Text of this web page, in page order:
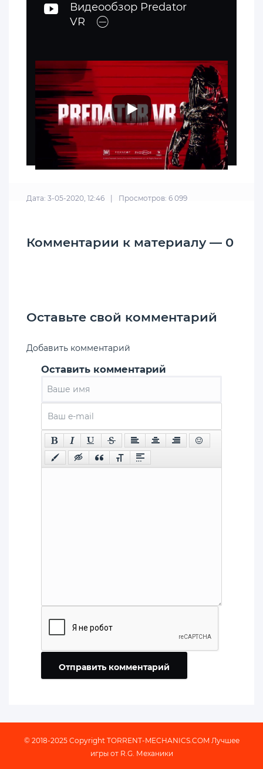
Видеообзор Predator
VR
Дата: 3-05-2020, 12:46 Просмотров: 6 099
Комментарии к материалу — 0
Оставьте свой комментарий
Добавить комментарий
Оставить комментарий
Отправить комментарий
© 2018-2025 Copyright TORRENT-MECHANICS.COM Лучшее
игры от R.G. Механики